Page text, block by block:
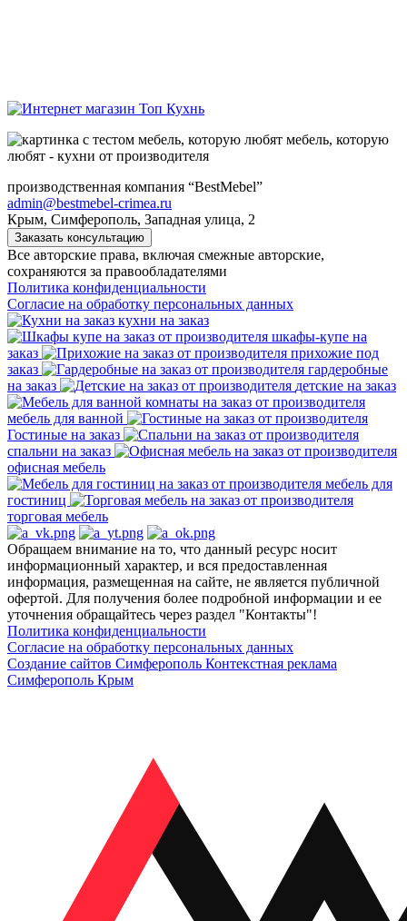
мебель, которую
любят - кухни от производителя
производственная компания “BestMebel”
admin@bestmebel-crimea.ru
Крым, Симферополь, Западная улица, 2
Заказать консультацию
Все авторские права, включая смежные авторские,
сохраняются за правообладателями
Политика конфиденциальности
Согласие на обработку персональных данных
кухни на заказ
шкафы-купе на
заказ
прихожие под
заказ
гардеробные
на заказ
детские на заказ
мебель для ванной
Гостиные на заказ
спальни на заказ
офисная мебель
мебель для
гостиниц
торговая мебель
Обращаем внимание на то, что данный ресурс носит
информационный характер, и вся предоставленная
информация, размещенная на сайте, не является публичной
офертой. Для получения более подробной информации и ее
уточнения обращайтесь через раздел "Контакты"!
Политика конфиденциальности
Согласие на обработку персональных данных
Создание сайтов Симферополь Контекстная реклама
Симферополь Крым